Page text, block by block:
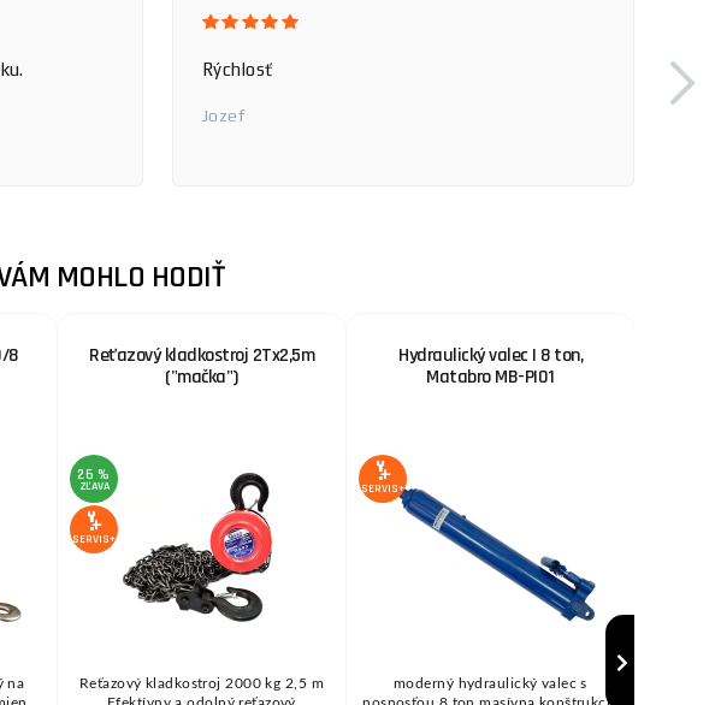
Rýchlosť
Jozef
MOHLO HODIŤ
8
na
Reťazový kladkostroj 2Tx2,5m
("mačka")
26 %
ZĽAVA
SERVIS+
Reťazový kladkostroj 2000 kg 2,5 m
Hydraulický valec | 8 ton,
Matabro MB-PI01
SERVIS+
moderný hydraulický valec s